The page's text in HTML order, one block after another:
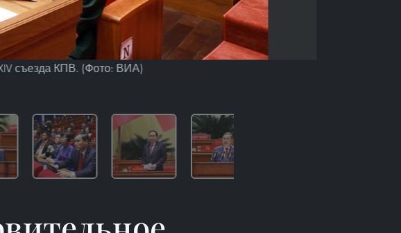
съезда КПВ. (Фото: ВИА)